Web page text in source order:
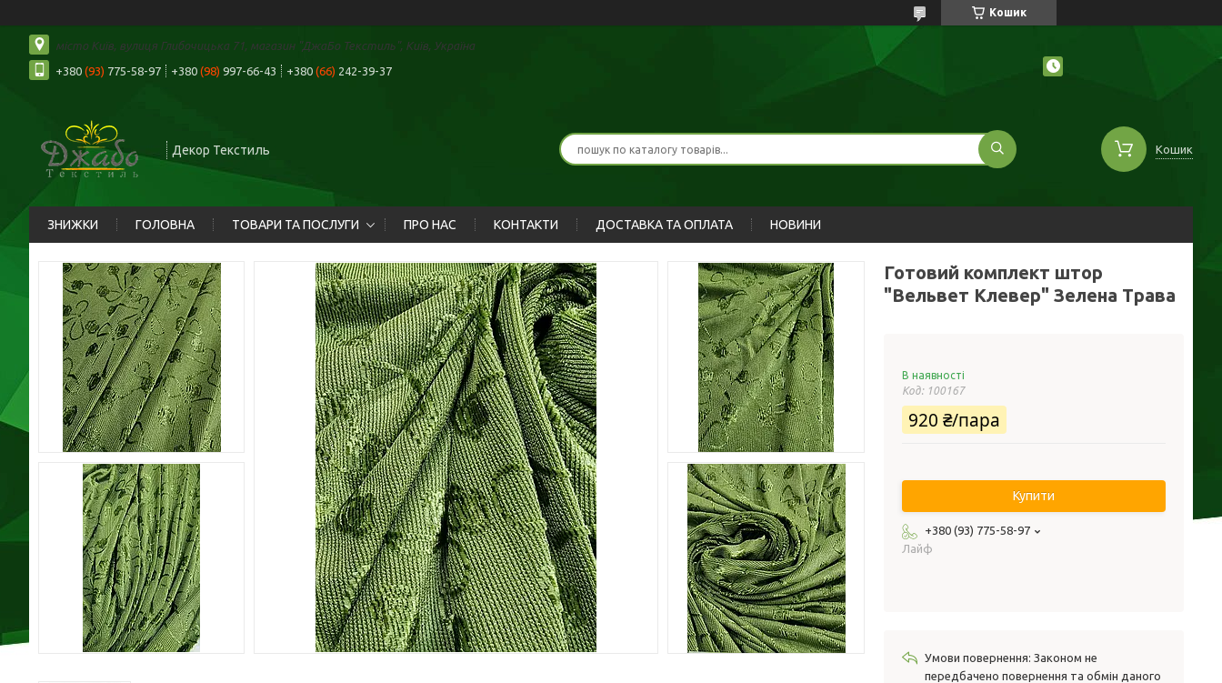
Кошик
місто Київ, вулиця Глибочицька 71, магазин "ДжаБо Текстиль", Київ, Україна
+380 (93) 775-58-97 +380 (98) 997-66-43 +380 (66) 242-39-37
Декор Текстиль Кошик
ЗНИЖКИ ГОЛОВНА ТОВАРИ ТА ПОСЛУГИ ПРО НАС КОНТАКТИ ДОСТАВКА ТА ОПЛАТА НОВИНИ
Готовий комплект штор
"Вельвет Клевер" Зелена Трава
В наявності
Код: 100167
920 ₴/пара
Купити
+380 (93) 775-58-97
Лайф
Законом не
передбачено повернення та обмін даного